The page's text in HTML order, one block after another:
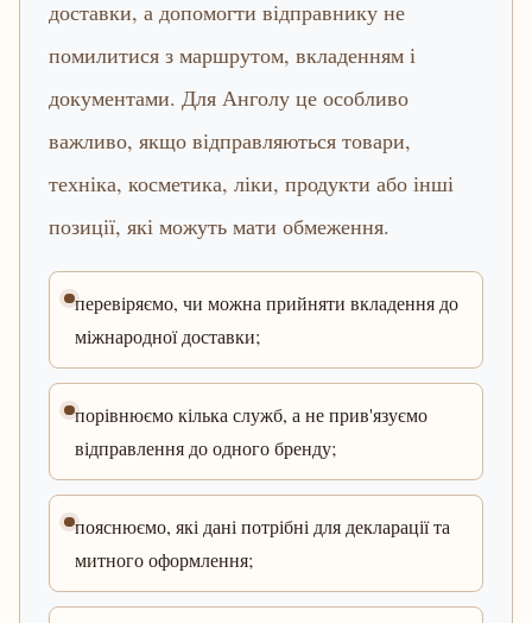
доставки, а допомогти відправнику не
помилитися з маршрутом, вкладенням і
документами. Для Анголу це особливо
важливо, якщо відправляються товари,
техніка, косметика, ліки, продукти або інші
позиції, які можуть мати обмеження.
перевіряємо, чи можна прийняти вкладення до
міжнародної доставки;
порівнюємо кілька служб, а не прив'язуємо
відправлення до одного бренду;
пояснюємо, які дані потрібні для декларації та
митного оформлення;